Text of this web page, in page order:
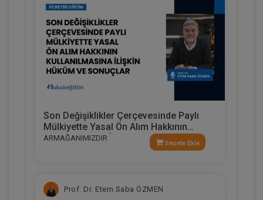
Son Değişiklikler Çerçevesinde Paylı
Mülkiyette Yasal Ön Alım Hakkının
Kullanılmasına İlişkin Hüküm Ve
ARMAĞANIMIZDIR
Sepete Ekle
Prof. Dr. Etem Saba ÖZMEN